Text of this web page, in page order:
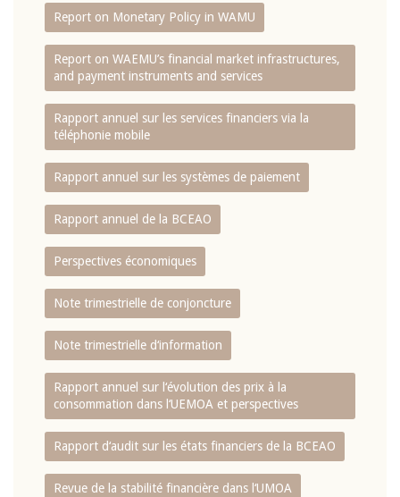
Report on Monetary Policy in WAMU
Report on WAEMU’s financial market infrastructures,
and payment instruments and services
Rapport annuel sur les services financiers via la
téléphonie mobile
Rapport annuel sur les systèmes de paiement
Rapport annuel de la BCEAO
Perspectives économiques
Note trimestrielle de conjoncture
Note trimestrielle d‘information
Rapport annuel sur l‘évolution des prix à la
consommation dans l‘UEMOA et perspectives
Rapport d‘audit sur les états financiers de la BCEAO
Revue de la stabilité financière dans l‘UMOA